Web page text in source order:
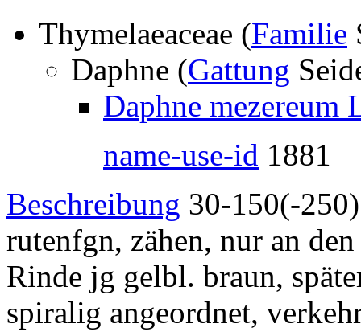
Thymelaeaceae (Familie
Daphne (Gattung
Daphne mezereum
name-use-id 1881
Beschreibung 30-150(-
rutenfgn, zähen, nur an
Rinde jg gelbl. braun,
spiralig angeordnet,